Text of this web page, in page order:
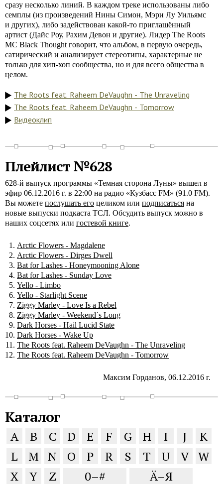
сразу несколько линий. В каждом треке использованы либо
семплы (из произведений Нины Симон, Мэри Лу Уильямс
и других), либо задействован какой-то приглашённый
артист (Дайс Роу, Рахим Девон и другие). Лидер The Roots
MC Black Thought говорит, что альбом, в первую очередь,
сатирический и анализирует стереотипы, характерные не
только для хип-хоп сообщества, но и для всего общества в
целом.
The Roots feat. Raheem DeVaughn - The Unraveling
The Roots feat. Raheem DeVaughn - Tomorrow
Видеоклип
Плейлист №628
628-й выпуск программы «Темная сторона Луны» вышел в
эфир 06.12.2016 г. в 22:00 на радио «Кузбасс FM» (91.0 FM).
Вы можете послушать его целиком или подписаться на
новые выпуски подкаста ТСЛ. Обсудить выпуск можно в
наших соцсетях или гостевой книге.
Arctic Flowers - Magdalene
Arctic Flowers - Dirges Dwell
Bat for Lashes - Honeymooning Alone
Bat for Lashes - Sunday Love
Yello - Limbo
Yello - Starlight Scene
Ziggy Marley - Love Is a Rebel
Ziggy Marley - Weekend`s Long
Dark Horses - Hail Lucid State
Dark Horses - Wake Up
The Roots feat. Raheem DeVaughn - The Unraveling
The Roots feat. Raheem DeVaughn - Tomorrow
Максим Горданов, 06.12.2016 г.
Каталог
A B C D E F G H I J
K
L
M N O P R S T U V W
X
Y Z 0–# Ä–Я